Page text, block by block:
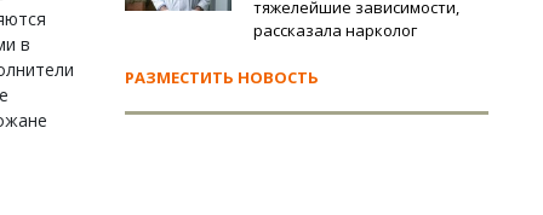
в
тяжелейшие зависимости,
рассказала нарколог
РАЗМЕСТИТЬ НОВОСТЬ